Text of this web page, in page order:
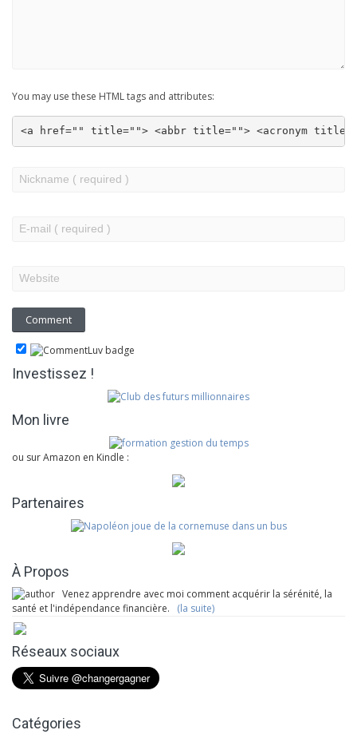
You may use these HTML tags and attributes:
<a href="" title=""> <abbr title=""> <acronym
Investissez !
Mon livre
ou sur Amazon en Kindle :
Partenaires
À Propos
Venez apprendre avec moi comment acquérir la sérénité, la
santé et l'indépendance financière. (la suite)
Réseaux sociaux
Catégories